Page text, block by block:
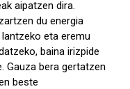
aipatzen dira.
du energia
eta eremu
baina irizpide
Gauza bera gertatzen
beste